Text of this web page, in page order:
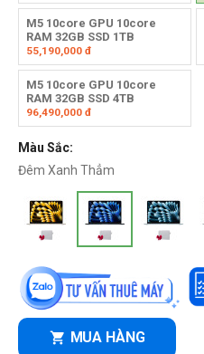
M5 10core GPU 10core
RAM 32GB SSD 1TB
55,190,000 đ
M5 10core GPU 10core
RAM 32GB SSD 4TB
96,490,000 đ
Màu Sắc:
Đêm Xanh Thẳm
MUA HÀNG